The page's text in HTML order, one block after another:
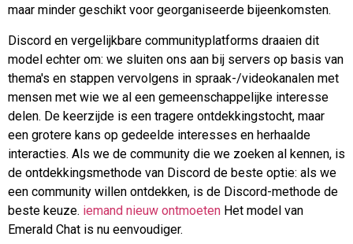
maar minder geschikt voor georganiseerde bijeenkomsten.
Discord en vergelijkbare communityplatforms draaien dit
model echter om: we sluiten ons aan bij servers op basis van
thema's en stappen vervolgens in spraak-/videokanalen met
mensen met wie we al een gemeenschappelijke interesse
delen. De keerzijde is een tragere ontdekkingstocht, maar
een grotere kans op gedeelde interesses en herhaalde
interacties. Als we de community die we zoeken al kennen, is
de ontdekkingsmethode van Discord de beste optie: als we
een community willen ontdekken, is de Discord-methode de
beste keuze. iemand nieuw ontmoeten Het model van
Emerald Chat is nu eenvoudiger.